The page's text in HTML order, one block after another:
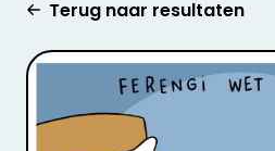
Terug naar resultaten